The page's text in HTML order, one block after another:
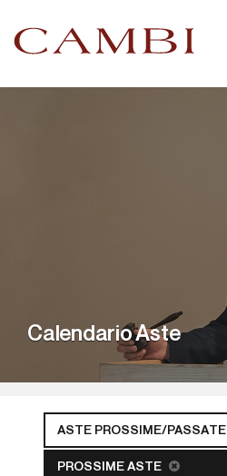
Calendario Aste
ASTE PROSSIME/PASSATE
PROSSIME ASTE